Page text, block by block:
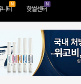
니티
N
핫썰센터
N